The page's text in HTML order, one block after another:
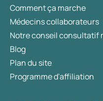
Comment ça marche
Médecins collaborateurs
Notre conseil consultatif
Blog
Plan du site
Programme d'affiliation